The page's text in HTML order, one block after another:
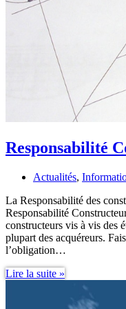
Responsabilité
Actualités,
La Responsabilité des
Responsabilité
constructeurs vis à vis des
plupart des acquéreurs.
l’obligation…
Lire la suite »
Constructeurs
étude